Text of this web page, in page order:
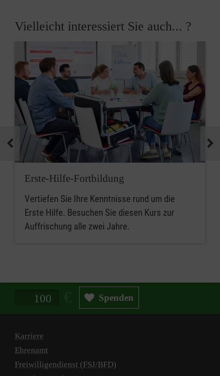
Vielleicht interessiert Sie auch... ?
Erste-Hilfe-Fortbildung
Vertiefen Sie Ihre Kenntnisse rund um die
Erste Hilfe. Besuchen Sie diesen Kurs zur
Auffrischung alle zwei Jahre.
Spendenbetrag in Euro Spenden
Karriere
Ehrenamt
Freiwilligendienst (FSJ/BFD)